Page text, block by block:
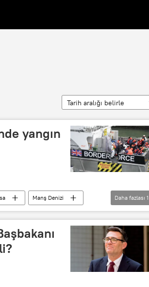
Tarih aralığı belirle
yangın
Manş Denizi
Daha fazlası 1